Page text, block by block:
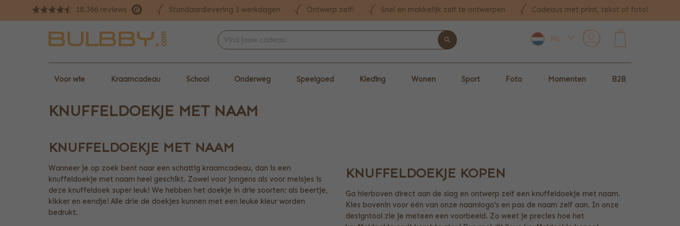
18.366 reviews Standaardlevering 3 werkdagen Ontwerp zelf! Snel en makkelijk zelf te ontwerpen Cadeaus met print, tekst of foto!
NL
Voor wie Kraamcadeau School Onderweg Speelgoed Kleding Wonen Sport Foto Momenten B2B
KNUFFELDOEKJE MET NAAM
KNUFFELDOEKJE MET NAAM
Wanneer je op zoek bent naar een schattig kraamcadeau, dan is een
knuffeldoekje met naam heel geschikt. Zowel voor jongens als voor meisjes is
deze knuffeldoek super leuk! We hebben het doekje in drie soorten: als beertje,
kikker en eendje! Alle drie de doekjes kunnen met een leuke kleur worden
bedrukt.
KNUFFELDOEKJE KOPEN
Ga hierboven direct aan de slag en ontwerp zelf een knuffeldoekje met naam.
Kies bovenin voor één van onze naamlogo's en pas de naam zelf aan. In onze
designtool zie je meteen een voorbeeld. Zo weet je precies hoe het